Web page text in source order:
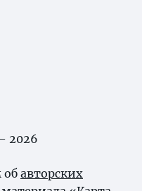
2026
об авторских